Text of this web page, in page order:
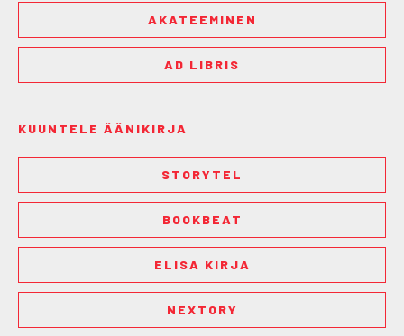
AKATEEMINEN
AD LIBRIS
KUUNTELE ÄÄNIKIRJA
STORYTEL
BOOKBEAT
ELISA KIRJA
NEXTORY